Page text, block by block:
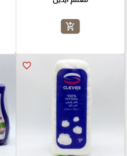
add_shopping_cart
favorite_border